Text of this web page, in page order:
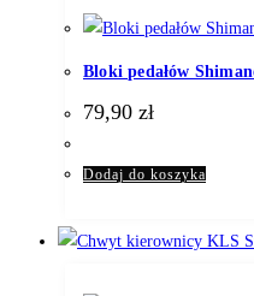
Bloki pedałów
79,90 zł
Dodaj do koszyka